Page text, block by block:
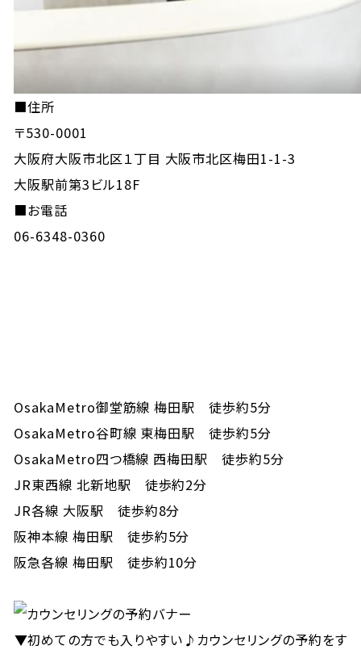
■住所
〒530-0001
大阪府大阪市北区１丁目 大阪市北区梅田1-1-3
大阪駅前第3ビル18F
■お電話
06-6348-0360
OsakaMetro御堂筋線 梅田駅 徒歩約5分
OsakaMetro谷町線 東梅田駅 徒歩約5分
OsakaMetro四つ橋線 西梅田駅 徒歩約5分
JR東西線 北新地駅 徒歩約2分
JR各線 大阪駅 徒歩約8分
阪神本線 梅田駅 徒歩約5分
阪急各線 梅田駅 徒歩約10分
▼初めての方でも入りやすい♪カウンセリングの予約をす